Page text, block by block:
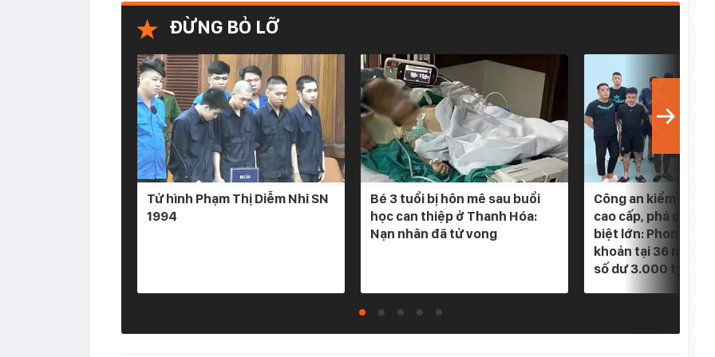
ĐỪNG BỎ LỠ
Tử hình Phạm Thị Diễm Nhi SN
1994
Bé 3 tuổi bị hôn mê sau buổi
học can thiệp ở Thanh Hóa:
Nạn nhân đã tử vong
Công an kiểm tra 5
cao cấp, phá
biệt lớn: Phong tỏa
khoản tại 36 ngân
số dư 3.000 tỷ